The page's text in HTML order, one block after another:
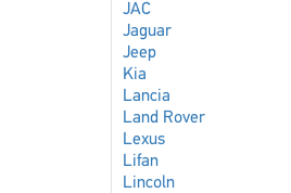
JAC
Jaguar
Jeep
Kia
Lancia
Land Rover
Lexus
Lifan
Lincoln